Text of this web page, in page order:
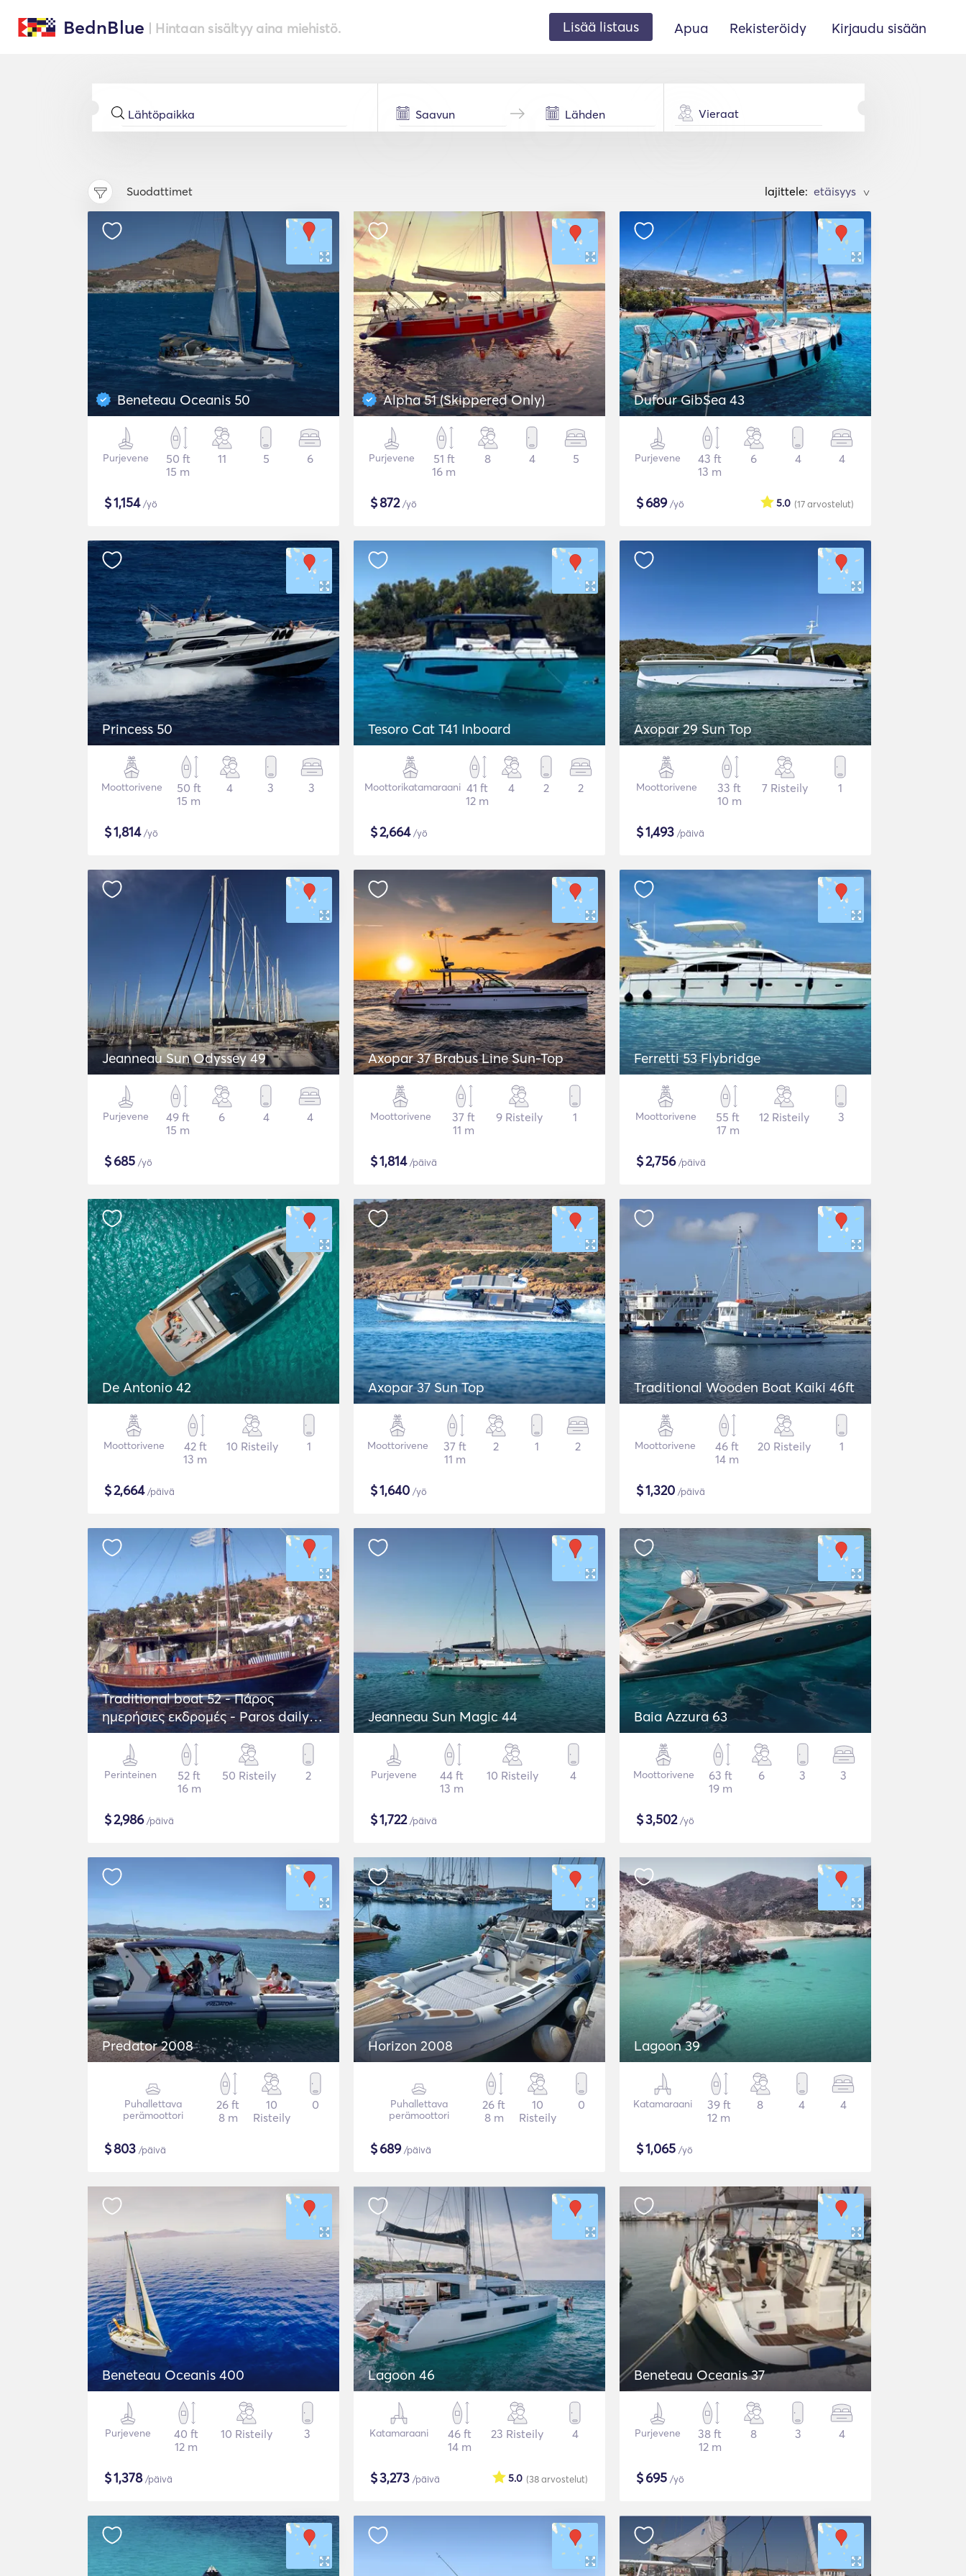
BednBlue | Hintaan sisältyy aina miehistö. Lisää listaus Apua Rekisteröidy Kirjaudu sisään
Vieraat
Suodattimet lajittele: >
Beneteau Oceanis 50
Purjevene
50 ft
15 m
11 5 6
$1,154/yö
Alpha 51 (Skippered Only)
Purjevene
51 ft
16 m
8 4 5
$872/yö
Dufour GibSea 43
Purjevene
43 ft
13 m
6 4 4
$689/yö (17arvostelut)
5.0
Princess 50
Moottorivene
50 ft
15 m
4 3 3
$1,814/yö
Tesoro Cat T41 Inboard
Moottorikatamaraani 41 ft
12 m
4 2 2
$2,664/yö
Axopar 29 Sun Top
Moottorivene
33 ft
10 m
7 Risteily 1
$1,493 /päivä
Jeanneau Sun Odyssey 49
Purjevene
49 ft
15 m
6 4 4
$685 /yö
Axopar 37 Brabus Line Sun-Top
Moottorivene
37 ft
11 m
9 Risteily 1
$1,814/päivä
Ferretti 53 Flybridge
Moottorivene
55 ft
17 m
12 Risteily 3
$2,756/päivä
De Antonio 42
Moottorivene
42 ft
13 m
10 Risteily 1
$2,664/päivä
Axopar 37 Sun Top
Moottorivene
37 ft
11 m
2 1 2
$1,640 /yö
Traditional Wooden Boat Kaiki 46ft
Moottorivene
46 ft
14 m
20 Risteily 1
$1,320 /päivä
Traditional boat 52 - Πάρος
ημερήσιες εκδρομές - Paros daily
trips
Perinteinen
52 ft
16 m
50 Risteily 2
$2,986/päivä
Jeanneau Sun Magic 44
Purjevene
44 ft
13 m
10 Risteily 4
$1,722/päivä
Baia Azzura 63
Moottorivene
63 ft
19 m
6 3 3
$3,502/yö
Predator 2008
Puhallettava
perämoottori
26 ft
8 m
10
Risteily
0
$803 /päivä
Horizon 2008
Puhallettava
perämoottori
26 ft
8 m
10
Risteily
0
$689/päivä
Lagoon 39
Katamaraani
39 ft
12 m
8 4 4
$1,065 /yö
Beneteau Oceanis 400
Purjevene
40 ft
12 m
10 Risteily 3
$1,378/päivä
Lagoon 46
Katamaraani
46 ft
14 m
23 Risteily 4
$3,273 /päivä (38arvostelut)
5.0
Beneteau Oceanis 37
Purjevene
38 ft
12 m
8 3 4
$695 /yö